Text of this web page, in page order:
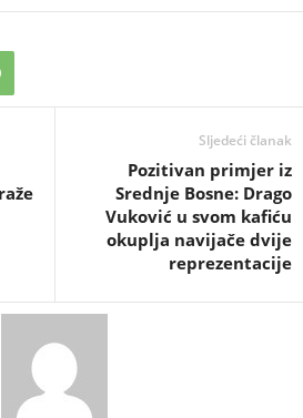
Sljedeći članak
Pozitivan primjer iz
Srednje Bosne: Drago
Vuković u svom kafiću
okuplja navijače dvije
reprezentacije